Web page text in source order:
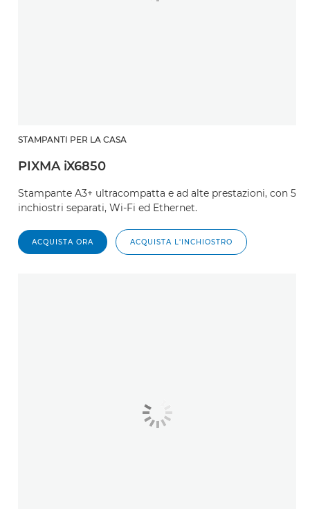
STAMPANTI PER LA CASA
PIXMA iX6850
Stampante A3+ ultracompatta e ad alte prestazioni, con 5
inchiostri separati, Wi-Fi ed Ethernet.
ACQUISTA ORA ACQUISTA L'INCHIOSTRO